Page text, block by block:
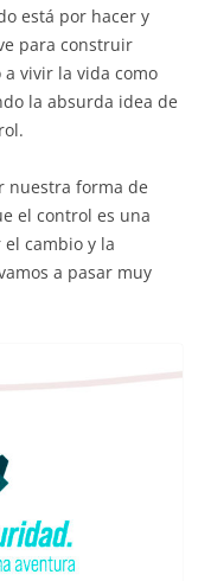
está por hacer y
para construir
vivir la vida como
la absurda idea de
nuestra forma de
el control es una
cambio y la
a pasar muy